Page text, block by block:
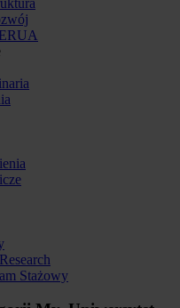
Stażowy